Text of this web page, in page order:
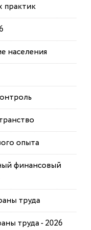
практик
населения
опыта
финансовый
труда
труда - 2026